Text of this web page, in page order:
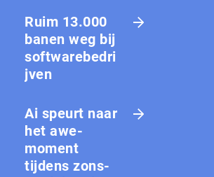
Ruim 13.000
banen weg bij
softwarebedri
jven
Ai speurt naar
het awe-
moment
tijdens zons­